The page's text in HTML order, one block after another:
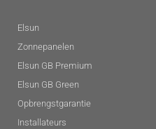
Elsun
Zonnepanelen
Elsun GB Premium
Elsun GB Green
Opbrengstgarantie
Installateurs